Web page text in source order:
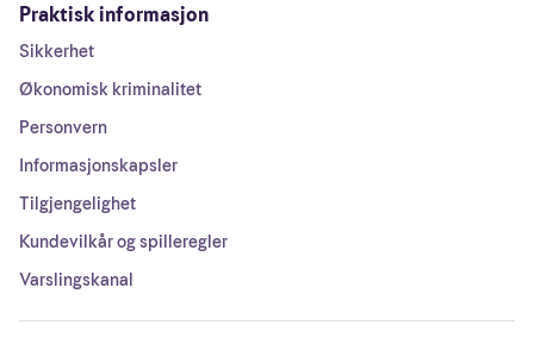
Praktisk informasjon
Sikkerhet
Økonomisk kriminalitet
Personvern
Informasjonskapsler
Tilgjengelighet
Kundevilkår og spilleregler
Varslingskanal